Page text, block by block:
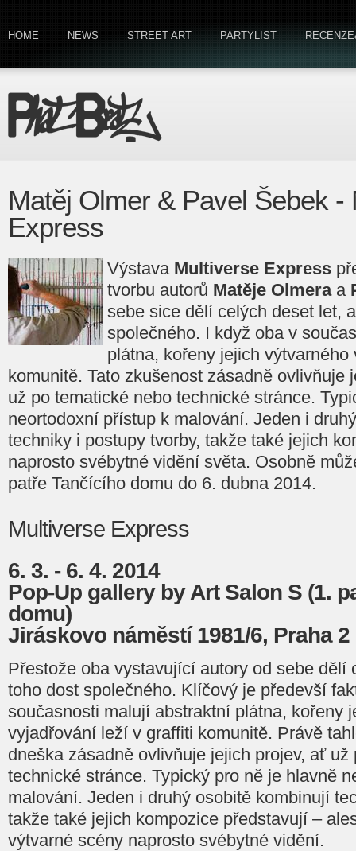
HOME NEWS STREET ART PARTYLIST
Matěj Olmer & Pavel Šebek -
Express
Výstava Multiverse Express
tvorbu autorů Matěje Olmeraa
sebe sice dělí celých deset let,
společného. I když oba v
plátna, kořeny jejich
komunitě. Tato zkušenost zásadně ovlivňuje
už po tematické nebo technické stránce.
neortodoxní přístup k malování. Jeden i
techniky i postupy tvorby, takže také jejich
naprosto svébytné vidění světa. Osobně
patře Tančícího domu do 6. dubna 2014.
Multiverse Express
6. 3. - 6. 4. 2014
Pop-Up gallery by Art Salon S (1.
domu)
Jiráskovo náměstí 1981/6, Praha 2
Přestože oba vystavující autory od sebe dělí
toho dost společného. Klíčový je předevší
současnosti malují abstraktní plátna, kořeny
vyjadřování leží v graffiti komunitě. Právě
dneška zásadně ovlivňuje jejich projev, ať už
technické stránce. Typický pro ně je hlavně
malování. Jeden i druhý osobitě kombinují
takže také jejich kompozice představují –
výtvarné scény naprosto svébytné vidění.